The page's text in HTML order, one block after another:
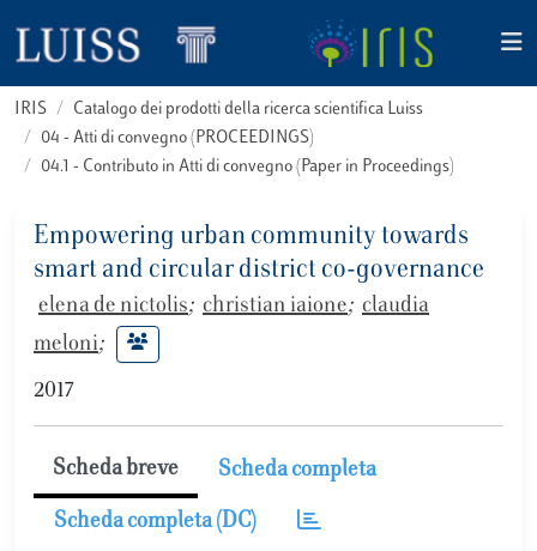
IRIS
Catalogo dei prodotti della ricerca scientifica Luiss
04 - Atti di convegno (PROCEEDINGS)
04.1 - Contributo in Atti di convegno (Paper in Proceedings)
Empowering urban community towards
smart and circular district co-governance
elena de nictolis; christian iaione; claudia
meloni;
2017
Scheda breve Scheda completa
Scheda completa (DC)